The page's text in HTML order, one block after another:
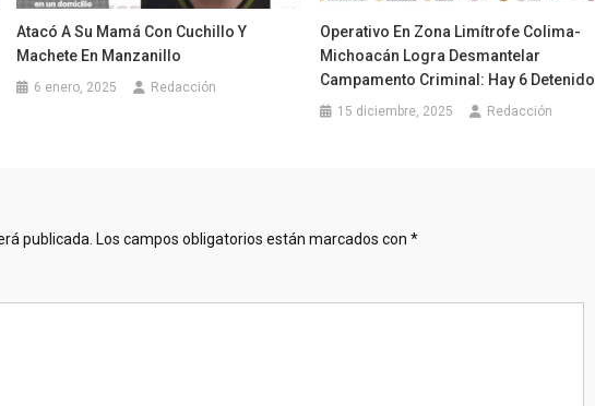
Atacó A Su Mamá Con Cuchillo Y
Machete En Manzanillo
6 enero, 2025 Redacción
Operativo En Zona Limítrofe Colima-
Michoacán Logra Desmantelar
Campamento Criminal: Hay 6
15 diciembre, 2025 Redacción
publicada. Los campos obligatorios están marcados con *